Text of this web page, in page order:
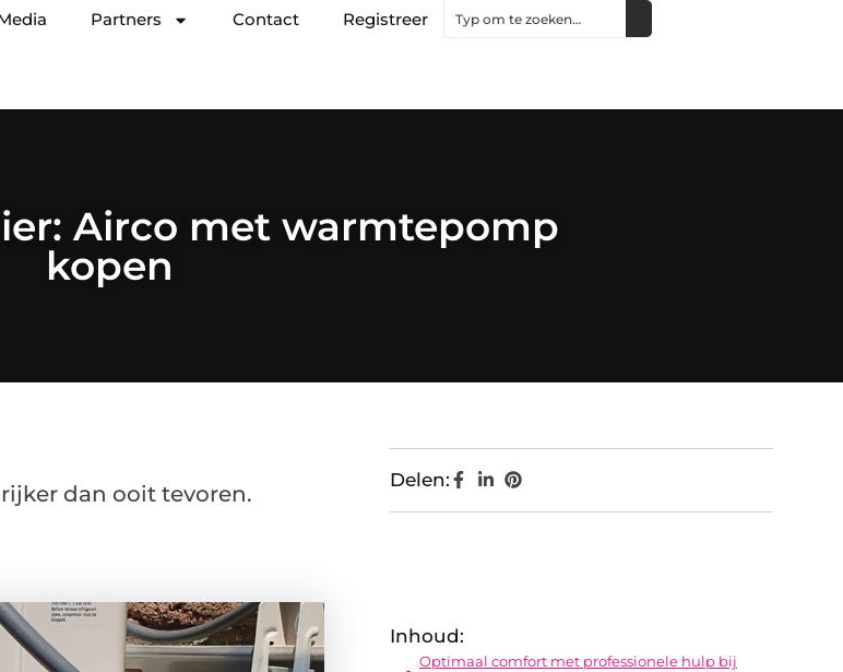
Partners Contact Registreer
Airco met warmtepomp
kopen
dan ooit tevoren.
Delen:
Inhoud:
Optimaal comfort met professionele hulp bij